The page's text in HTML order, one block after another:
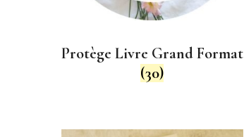
Protège Livre Grand Format
(30)